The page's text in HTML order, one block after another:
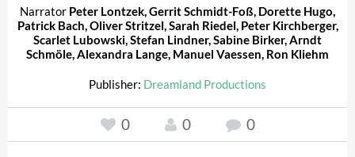
Narrator Peter Lontzek,Gerrit Schmidt-Foß, Dorette Hugo,
Patrick Bach,Oliver Stritzel,Sarah Riedel, Peter Kirchberger,
Scarlet Lubowski,Stefan Lindner,Sabine Birker,Arndt
Schmöle,Alexandra Lange, Manuel Vaessen, Ron Kliehm
Publisher: Dreamland Productions
0 0 0